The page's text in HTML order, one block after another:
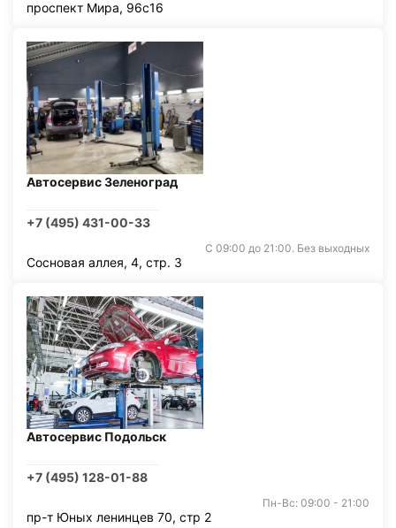
проспект Мира, 96с16
Автосервис Зеленоград
+7 (495) 431-00-33
С 09:00 до 21:00. Без выходных
Сосновая аллея, 4, стр. 3
Автосервис Подольск
+7 (495) 128-01-88
Пн-Вс: 09:00 - 21:00
пр-т Юных ленинцев 70, стр 2